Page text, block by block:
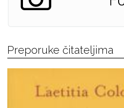
Preporuke čitateljima